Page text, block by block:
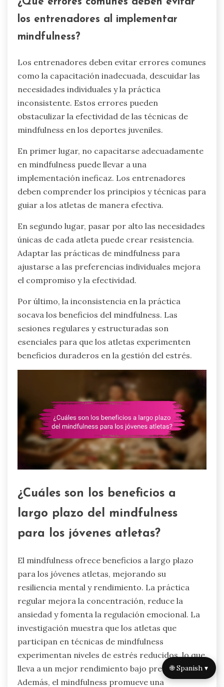
los entrenadores al implementar
mindfulness?
Los entrenadores deben evitar errores comunes
como la capacitación inadecuada, descuidar las
necesidades individuales y la práctica
inconsistente. Estos errores pueden
obstaculizar la efectividad de las técnicas de
mindfulness en los deportes juveniles.
En primer lugar, no capacitarse adecuadamente
en mindfulness puede llevar a una
implementación ineficaz. Los entrenadores
deben comprender los principios y técnicas para
guiar a los atletas de manera efectiva.
En segundo lugar, pasar por alto las necesidades
únicas de cada atleta puede crear resistencia.
Adaptar las prácticas de mindfulness para
ajustarse a las preferencias individuales mejora
el compromiso y la efectividad.
Por último, la inconsistencia en la práctica
socava los beneficios del mindfulness. Las
sesiones regulares y estructuradas son
esenciales para que los atletas experimenten
beneficios duraderos en la gestión del estrés.
¿Cuáles son los beneficios a
largo plazo del mindfulness
para los jóvenes atletas?
El mindfulness ofrece beneficios a largo plazo
para los jóvenes atletas, mejorando su
resiliencia mental y rendimiento. La práctica
regular mejora la concentración, reduce la
ansiedad y fomenta la regulación emocional. La
investigación muestra que los atletas que
participan en técnicas de mindfulness
experimentan niveles de estrés reducidos, lo que
lleva a un mejor rendimiento bajo presión.
Además, el mindfulness promueve una
🌐 Spanish ▾